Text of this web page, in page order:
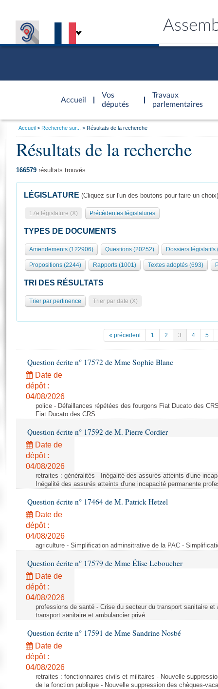
Accueil
d'accueil
Vos
députés
Travaux
parlementaires
Présidence
577 députés
Groupes politiques
Séance publique
Commissions et autres organes
Europe et International
Pétitions
Projets de loi
Propositions de loi
Amendements
Textes adoptés
Rapports législatifs
Rapports sur l'application des lois
Baromètre de l’application des lois
Dossiers législatifs
Budget et sécurité sociale
Questions écrites et orales
Comptes rendus des débats
Général
Rôle et pouvoirs de l'Assemblée
Organisation de l'Assemblée
Présidence Conférence des Présidents Bureau Collège des
Statistiques et chiffres clés
Documents de référence
( Constitution | Règlement de l'Assemblée ... )
Histoire
Juniors
Anciennes législatures
Visiter l'Assemblée
Visite virtuelle du palais Bourbon
Assister à une séance
Contacts et plan d'accès
Photos libres de droit
Vous
Accueil Recherche sur... Résultats de la recherche
Résultats de la recherche
166579 résultats trouvés
LÉGISLATURE (Cliquez sur l'un des boutons pour faire un choix)
17e législature (X) Précédentes législatures
TYPES DE DOCUMENTS
Amendements (122906) Questions (20252) Dossiers législatifs
Propositions (2244) Rapports (1001) Textes adoptés (693)
TRI DES RÉSULTATS
Trier par pertinence Trier par date (X)
« précedent 1 2 3 4 5
Question écrite n° 17572 de Mme Sophie Blanc
Date de
dépôt :
04/08/2026
police - Défaillances répétées des fourgons Fiat Ducato des
Fiat Ducato des CRS
Question écrite n° 17592 de M. Pierre Cordier
Date de
dépôt :
04/08/2026
retraites : généralités - Inégalité des assurés atteints d'une
Inégalité des assurés atteints d'une incapacité permanente
Question écrite n° 17464 de M. Patrick Hetzel
Date de
dépôt :
04/08/2026
agriculture - Simplification adminsitrative de la PAC -
Question écrite n° 17579 de Mme Élise Leboucher
Date de
dépôt :
04/08/2026
professions de santé - Crise du secteur du transport sanitaire
transport sanitaire et ambulancier privé
Question écrite n° 17591 de Mme Sandrine Nosbé
Date de
dépôt :
04/08/2026
retraites : fonctionnaires civils et militaires - Nouvelle
de la fonction publique - Nouvelle suppression des chèques-